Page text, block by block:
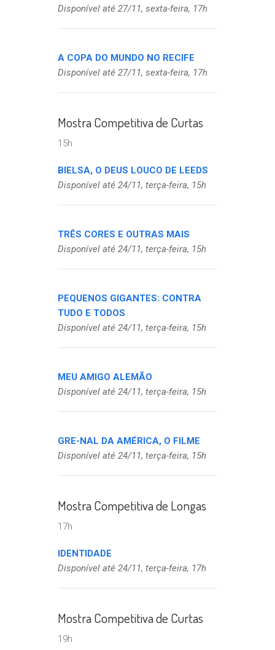
Disponível até 27/11, sexta-feira, 17h
A COPA DO MUNDO NO RECIFE
Disponível até 27/11, sexta-feira, 17h
Mostra Competitiva de Curtas
15h
BIELSA, O DEUS LOUCO DE LEEDS
Disponível até 24/11, terça-feira, 15h
TRÊS CORES E OUTRAS MAIS
Disponível até 24/11, terça-feira, 15h
PEQUENOS GIGANTES: CONTRA
TUDO E TODOS
Disponível até 24/11, terça-feira, 15h
MEU AMIGO ALEMÃO
Disponível até 24/11, terça-feira, 15h
GRE-NAL DA AMÉRICA, O FILME
Disponível até 24/11, terça-feira, 15h
Mostra Competitiva de Longas
17h
IDENTIDADE
Disponível até 24/11, terça-feira, 17h
Mostra Competitiva de Curtas
19h